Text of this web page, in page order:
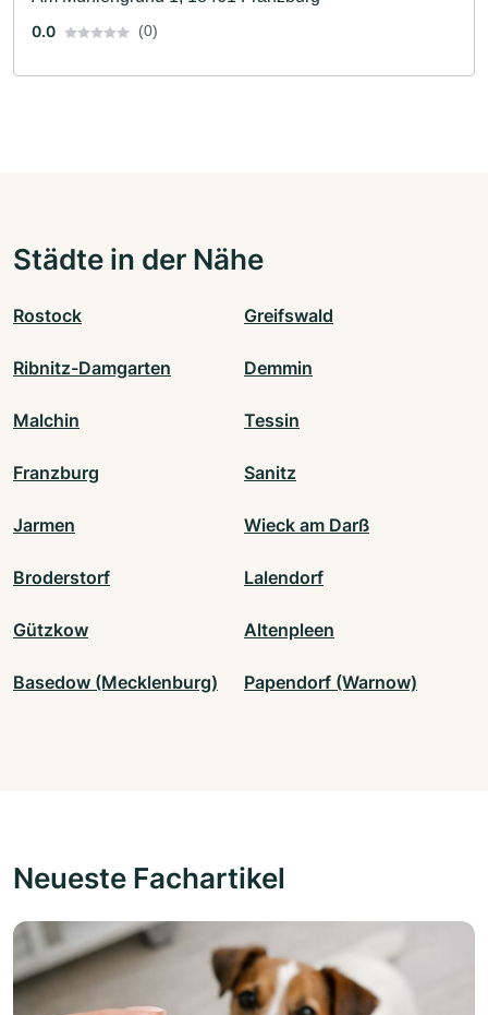
0.0
(0)
Städte in der Nähe
Rostock Greifswald
Ribnitz-Damgarten Demmin
Malchin Tessin
Franzburg Sanitz
Jarmen Wieck am Darß
Broderstorf Lalendorf
Gützkow Altenpleen
Basedow (Mecklenburg) Papendorf (Warnow)
Neueste Fachartikel